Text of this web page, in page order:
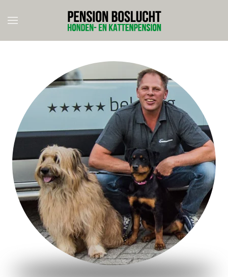
Skip to main content